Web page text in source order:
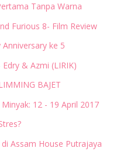
Tanpa Warna
Furious 8- Film Review
Anniversary ke 5
Edry & Azmi (LIRIK)
BAJET
12 - 19 April 2017
di Assam House Putrajaya